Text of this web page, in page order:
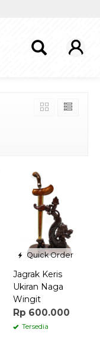
Quick Order
Jagrak Keris
Ukiran Naga
Wingit
Rp 600.000
Tersedia